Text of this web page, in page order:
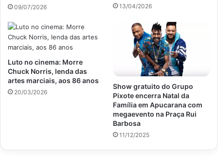
09/07/2026 13/04/2026
Luto no cinema: Morre
Chuck Norris, lenda das
artes marciais, aos 86 anos
20/03/2026
Show gratuito do Grupo
Pixote encerra Natal da
Família em Apucarana com
megaevento na Praça Rui
Barbosa
11/12/2025